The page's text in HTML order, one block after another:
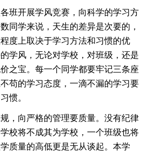
班开展学风竞赛，向科学的学习方
同学来说，天生的差异是次要的，
度上取决于学习方法和习惯的优
学风，无论对学校，对班级，还是
之宝。每一个同学都要牢记三条座
苟的学习态度，一滴不漏的学习要
惯。
，向严格的管理要质量。没有纪律
校将不成其为学校，一个班级也将
质量的高低更是无从谈起。本学